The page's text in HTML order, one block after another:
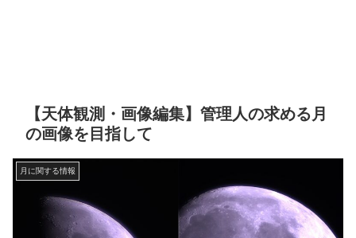
【天体観測・画像編集】管理人の求める月
の画像を目指して
月に関する情報